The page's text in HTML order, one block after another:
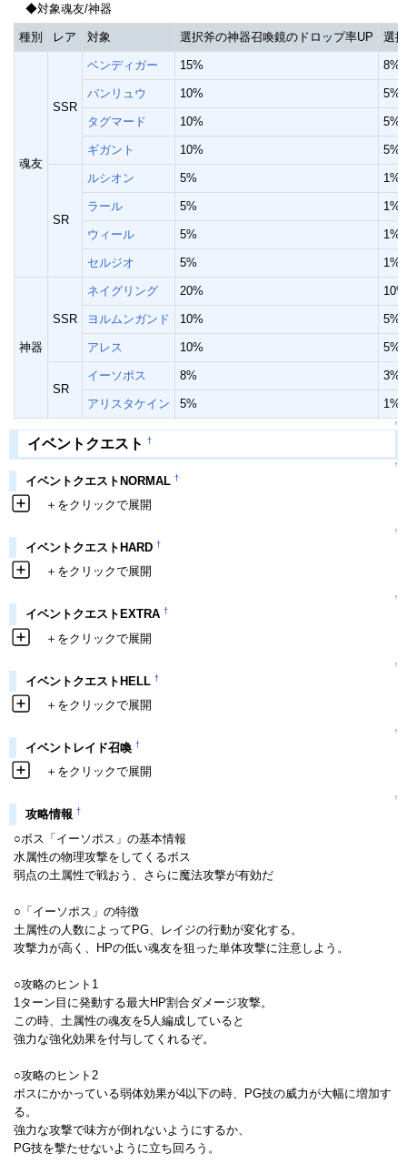
◆対象魂友/神器
種別 レア 対象 選択斧の神器召喚鏡のドロップ率UP 選
魂友
SSR
ベンディガー 15% 8%
バンリュウ 10% 5%
タグマード 10% 5%
ギガント 10% 5%
SR
ルシオン 5% 1%
ラール 5% 1%
ウィール 5% 1%
セルジオ 5% 1%
神器
SSR
ネイグリング 20% 10%
ヨルムンガンド 10% 5%
アレス 10% 5%
SR
イーソポス 8% 3%
アリスタケイン 5% 1%
↑
イベントクエスト †
↑
イベントクエストNORMAL †
＋をクリックで展開
↑
イベントクエストHARD †
＋をクリックで展開
↑
イベントクエストEXTRA †
＋をクリックで展開
↑
イベントクエストHELL †
＋をクリックで展開
↑
イベントレイド召喚 †
＋をクリックで展開
↑
攻略情報 †
○ボス「イーソポス」の基本情報
水属性の物理攻撃をしてくるボス
弱点の土属性で戦おう、さらに魔法攻撃が有効だ
○「イーソポス」の特徴
土属性の人数によってPG、レイジの行動が変化する。
攻撃力が高く、HPの低い魂友を狙った単体攻撃に注意しよう。
○攻略のヒント1
1ターン目に発動する最大HP割合ダメージ攻撃。
この時、土属性の魂友を5人編成していると
強力な強化効果を付与してくれるぞ。
○攻略のヒント2
ボスにかかっている弱体効果が4以下の時、PG技の威力が大幅に増加す
る。
強力な攻撃で味方が倒れないようにするか、
PG技を撃たせないように立ち回ろう。